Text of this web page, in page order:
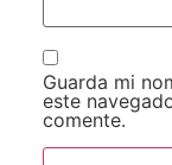
Guarda mi
este
comente.